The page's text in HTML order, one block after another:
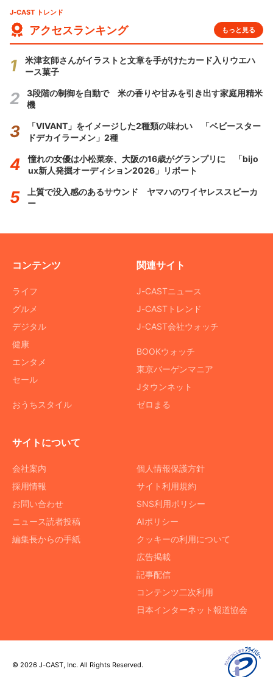
J-CAST トレンド
アクセスランキング もっと見る
米津玄師さんがイラストと文章を手がけたカード入りウエハ
ース菓子
3段階の制御を自動で 米の香りや甘みを引き出す家庭用精米
機
「VIVANT」をイメージした2種類の味わい 「ベビースター
ドデカイラーメン」2種
憧れの女優は小松菜奈、大阪の16歳がグランプリに 「bijo
ux新人発掘オーディション2026」リポート
上質で没入感のあるサウンド ヤマハのワイヤレススピーカ
ー
コンテンツ
ライフ
グルメ
デジタル
健康
エンタメ
セール
おうちスタイル
関連サイト
J-CASTニュース
J-CASTトレンド
J-CAST会社ウォッチ
BOOKウォッチ
東京バーゲンマニア
Jタウンネット
ゼロまる
サイトについて
会社案内
採用情報
お問い合わせ
ニュース読者投稿
編集長からの手紙
個人情報保護方針
サイト利用規約
SNS利用ポリシー
AIポリシー
クッキーの利用について
広告掲載
記事配信
コンテンツ二次利用
日本インターネット報道協会
© 2026 J-CAST, Inc. All Rights Reserved.